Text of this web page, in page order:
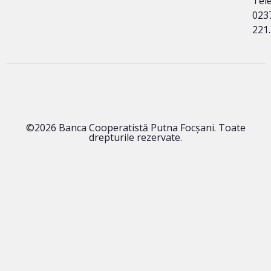
©2026 Banca Cooperatistă Putna Focșani. Toate
drepturile rezervate.